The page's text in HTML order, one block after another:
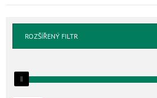
ROZŠÍŘENÝ FILTR